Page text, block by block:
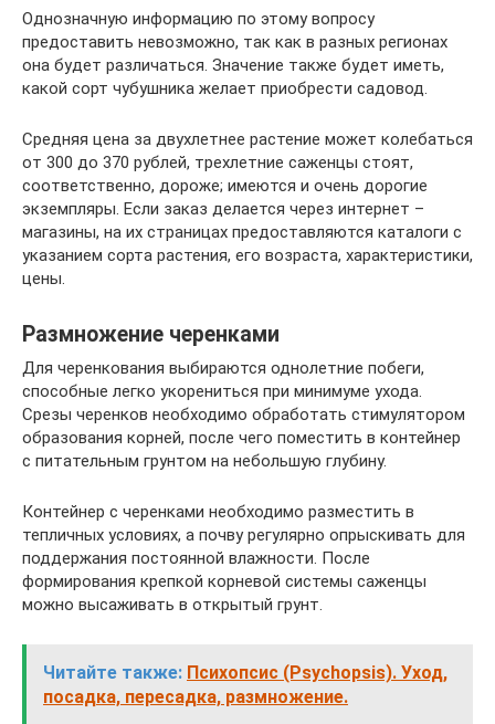
Однозначную информацию по этому вопросу
предоставить невозможно, так как в разных регионах
она будет различаться. Значение также будет иметь,
какой сорт чубушника желает приобрести садовод.
Средняя цена за двухлетнее растение может колебаться
от 300 до 370 рублей, трехлетние саженцы стоят,
соответственно, дороже; имеются и очень дорогие
экземпляры. Если заказ делается через интернет –
магазины, на их страницах предоставляются каталоги с
указанием сорта растения, его возраста, характеристики,
цены.
Размножение черенками
Для черенкования выбираются однолетние побеги,
способные легко укорениться при минимуме ухода.
Срезы черенков необходимо обработать стимулятором
образования корней, после чего поместить в контейнер
с питательным грунтом на небольшую глубину.
Контейнер с черенками необходимо разместить в
тепличных условиях, а почву регулярно опрыскивать для
поддержания постоянной влажности. После
формирования крепкой корневой системы саженцы
можно высаживать в открытый грунт.
Читайте также: Психопсис (Psychopsis). Уход,
посадка, пересадка, размножение.